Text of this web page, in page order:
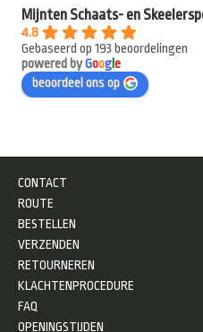
Mijnten Schaats- en
4.8
Gebaseerd op 193 beoordelingen
powered byGooge
beoordeel ons op
CONTACT
ROUTE
BESTELLEN
VERZENDEN
RETOURNEREN
KLACHTENPROCEDURE
FAQ
OPENINGSTIJDEN